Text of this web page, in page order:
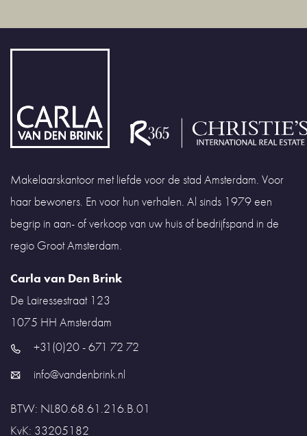
Makelaarskantoor met liefde voor de stad Amsterdam. Voor
haar bewoners. En voor hun verhalen. Al sinds 1979 een
begrip in aan- of verkoop van uw huis of bedrijfspand in de
regio Groot Amsterdam.
Carla van Den Brink
De Lairessestraat 123
1075 HH Amsterdam
+31(0)20 - 671 72 72
info@vandenbrink.nl
BTW: NL80.68.61.216.B.01
KvK: 33205182